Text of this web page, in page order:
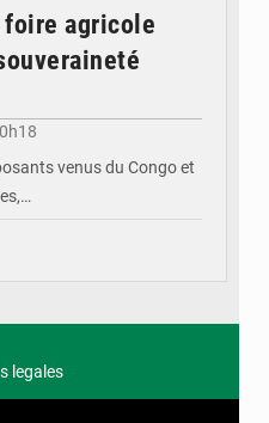
foire agricole
venus du Congo et
legales